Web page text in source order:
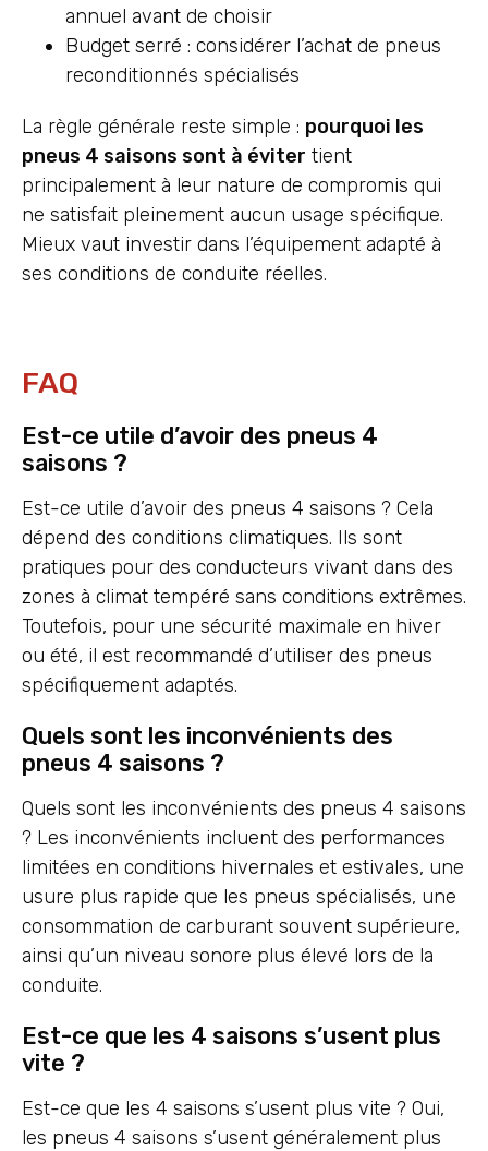
annuel avant de choisir
Budget serré : considérer l’achat de pneus
reconditionnés spécialisés
La règle générale reste simple : pourquoi les
pneus 4 saisons sont à éviter tient
principalement à leur nature de compromis qui
ne satisfait pleinement aucun usage spécifique.
Mieux vaut investir dans l’équipement adapté à
ses conditions de conduite réelles.
FAQ
Est-ce utile d’avoir des pneus 4
saisons ?
Est-ce utile d’avoir des pneus 4 saisons ? Cela
dépend des conditions climatiques. Ils sont
pratiques pour des conducteurs vivant dans des
zones à climat tempéré sans conditions extrêmes.
Toutefois, pour une sécurité maximale en hiver
ou été, il est recommandé d’utiliser des pneus
spécifiquement adaptés.
Quels sont les inconvénients des
pneus 4 saisons ?
Quels sont les inconvénients des pneus 4 saisons
? Les inconvénients incluent des performances
limitées en conditions hivernales et estivales, une
usure plus rapide que les pneus spécialisés, une
consommation de carburant souvent supérieure,
ainsi qu’un niveau sonore plus élevé lors de la
conduite.
Est-ce que les 4 saisons s’usent plus
vite ?
Est-ce que les 4 saisons s’usent plus vite ? Oui,
les pneus 4 saisons s’usent généralement plus